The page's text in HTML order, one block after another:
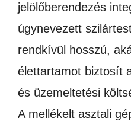
jelölőberendezés
úgynevezett
rendkívül hosszú,
élettartamot biztosít
és üzemeltetési
A mellékelt asztali